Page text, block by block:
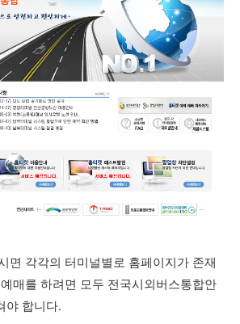
면 각각의 터미널별로 홈페이지가 존재
매를 하려면 모두 전국시외버스통합안
야 합니다.